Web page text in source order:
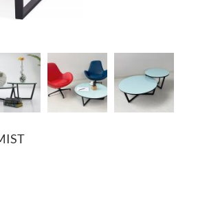
ACCESORIOS
OFERTAS
de Compras